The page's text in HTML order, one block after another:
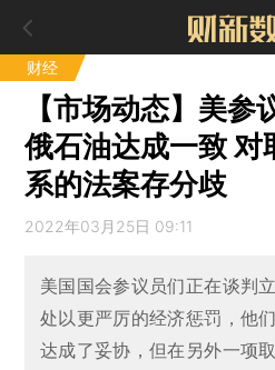
财经
【市场动态】美参
俄石油达成一致 对
系的法案存分歧
2022年03月25日 09:11
美国国会参议员们正在谈判
处以更严厉的经济惩罚，他
达成了妥协，但在另外一项